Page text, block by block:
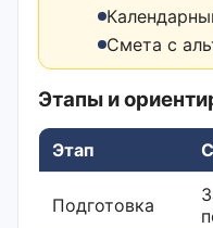
Смета с
Этапы и
Этап
Подготовка